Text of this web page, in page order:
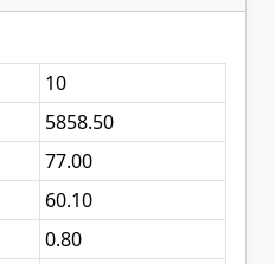
10
5858.50
77.00
60.10
0.80